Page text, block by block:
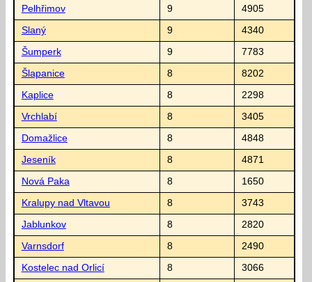
Pelhřimov 9 4905
Slaný 9 4340
Šumperk 9 7783
Šlapanice 8 8202
Kaplice 8 2298
Vrchlabí 8 3405
Domažlice 8 4848
Jeseník 8 4871
Nová Paka 8 1650
Kralupy nad Vltavou 8 3743
Jablunkov 8 2820
Varnsdorf 8 2490
Kostelec nad Orlicí 8 3066